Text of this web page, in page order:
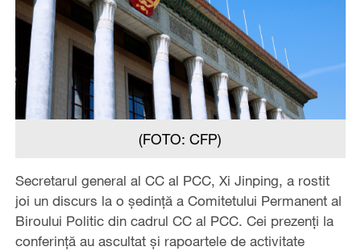
(FOTO: CFP)
Secretarul general al CC al PCC, Xi Jinping, a rostit
joi un discurs la o ședință a Comitetului Permanent al
Biroului Politic din cadrul CC al PCC. Cei prezenți la
conferință au ascultat și rapoartele de activitate